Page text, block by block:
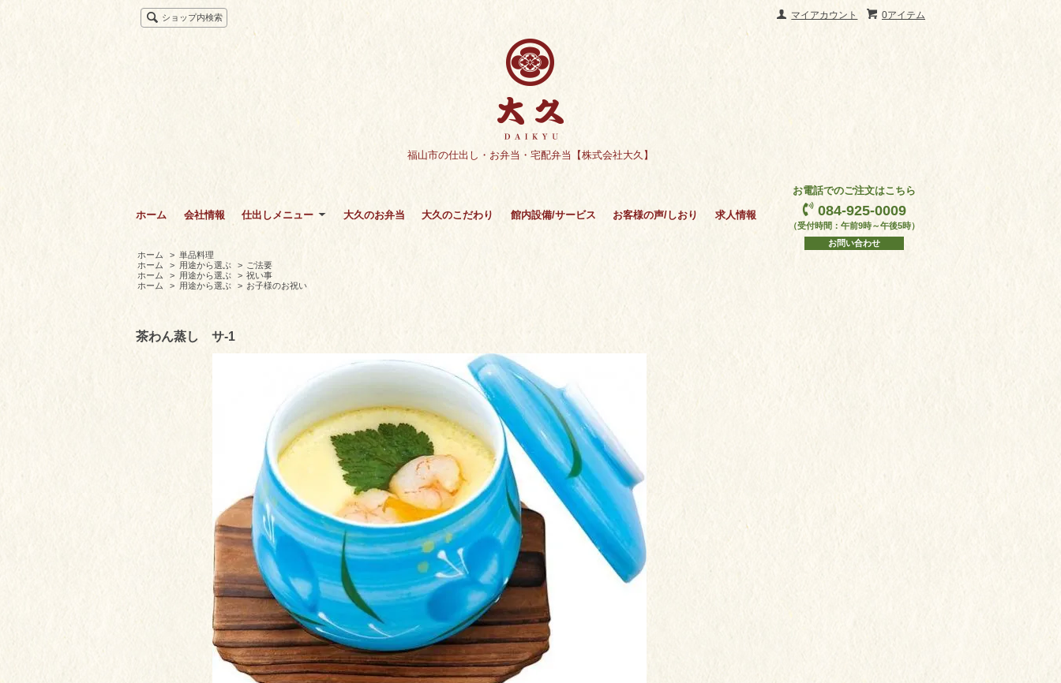
0アイテム
マイアカウント
ショップ内検索
福山市の仕出し・お弁当・宅配弁当【株式会社大久】
ホーム 会社情報 仕出しメニュー 大久のお弁当 大久のこだわり 館内設備/サービス お客様の声/しおり 求人情報
お電話でのご注文はこちら
084-925-0009
（受付時間：午前9時～午後5時）
お問い合わせ
ホーム
> 単品料理
ホーム
> 用途から選ぶ > ご法要
ホーム
> 用途から選ぶ > 祝い事
ホーム
> 用途から選ぶ > お子様のお祝い
茶わん蒸し サ-1